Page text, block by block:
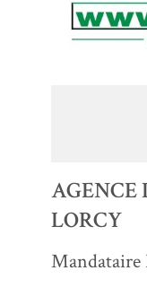
LORCY
Mandataire